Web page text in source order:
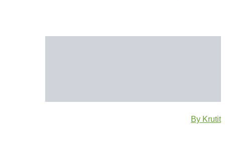
By Krutit